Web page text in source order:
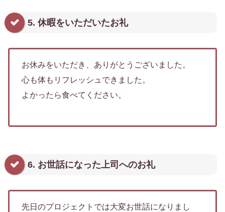
5. 休暇をいただいたお礼
お休みをいただき、ありがとうございました。
心も体もリフレッシュできました。
よかったら食べてください。
6. お世話になった上司へのお礼
先日のプロジェクトでは大変お世話になりまし